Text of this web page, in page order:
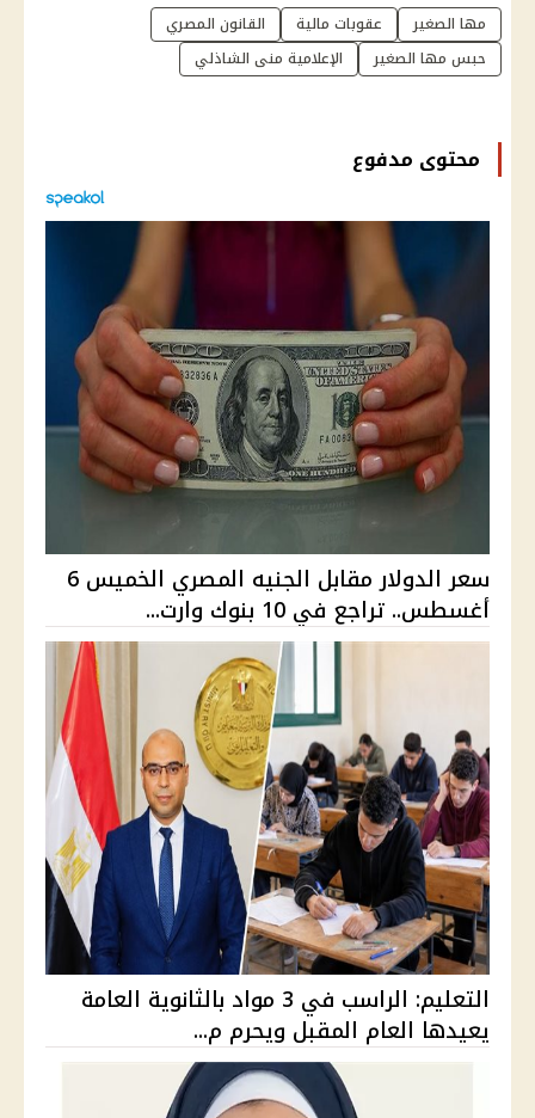
مها الصغير عقوبات مالية
القانون المصري
حبس مها الصغير
الإعلامية منى الشاذلي
محتوى مدفوع
سعر الدولار مقابل الجنيه المصري الخميس 6
أغسطس.. تراجع في 10 بنوك وارت...
التعليم: الراسب في 3 مواد بالثانوية العامة
يعيدها العام المقبل ويحرم م...